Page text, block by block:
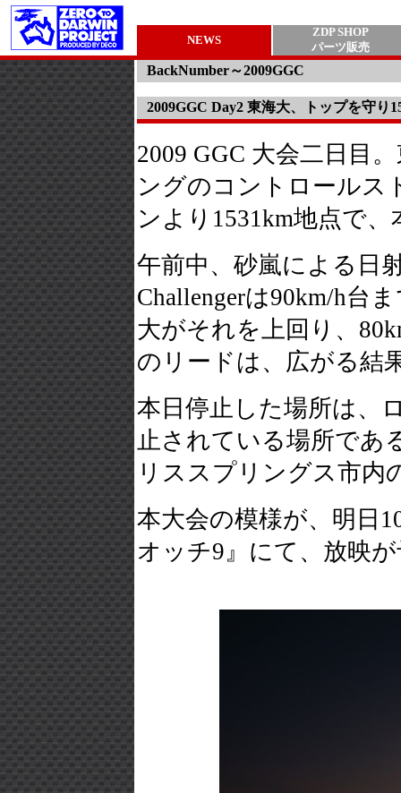
NEWS
ZDP SHOP
パーツ販売
BackNumber～2009GGC
2009GGC Day2 東海大、トップを守り
2009 GGC 大会二日目
ングのコントロールス
ンより1531km地点で
午前中、砂嵐による日
Challengerは90km/h台
大がそれを上回り、
のリードは、広がる結
本日停止した場所は、
止されている場所であ
リススプリングス市内
本大会の模様が、明日
オッチ9』にて、放映